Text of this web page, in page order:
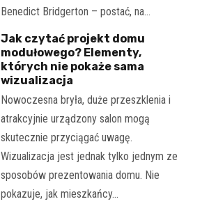
Benedict Bridgerton – postać, na…
Jak czytać projekt domu
modułowego? Elementy,
których nie pokaże sama
wizualizacja
Nowoczesna bryła, duże przeszklenia i
atrakcyjnie urządzony salon mogą
skutecznie przyciągać uwagę.
Wizualizacja jest jednak tylko jednym ze
sposobów prezentowania domu. Nie
pokazuje, jak mieszkańcy…